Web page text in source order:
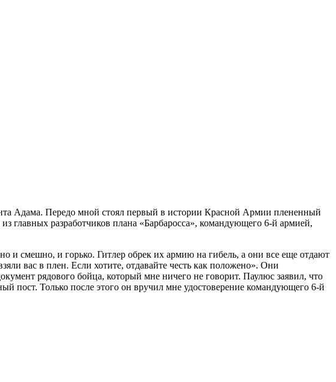
Адама. Передо мной стоял первый в истории Красной Армии плененный
разработчиков плана «Барбаросса», командующего 6-й армией,
и смешно, и горько. Гитлер обрек их армию на гибель, а они все еще отдают
вас в плен. Если хотите, отдавайте честь как положено». Они
рядового бойца, который мне ничего не говорит. Паулюс заявил, что
пост. Только после этого он вручил мне удостоверение командующего 6-й